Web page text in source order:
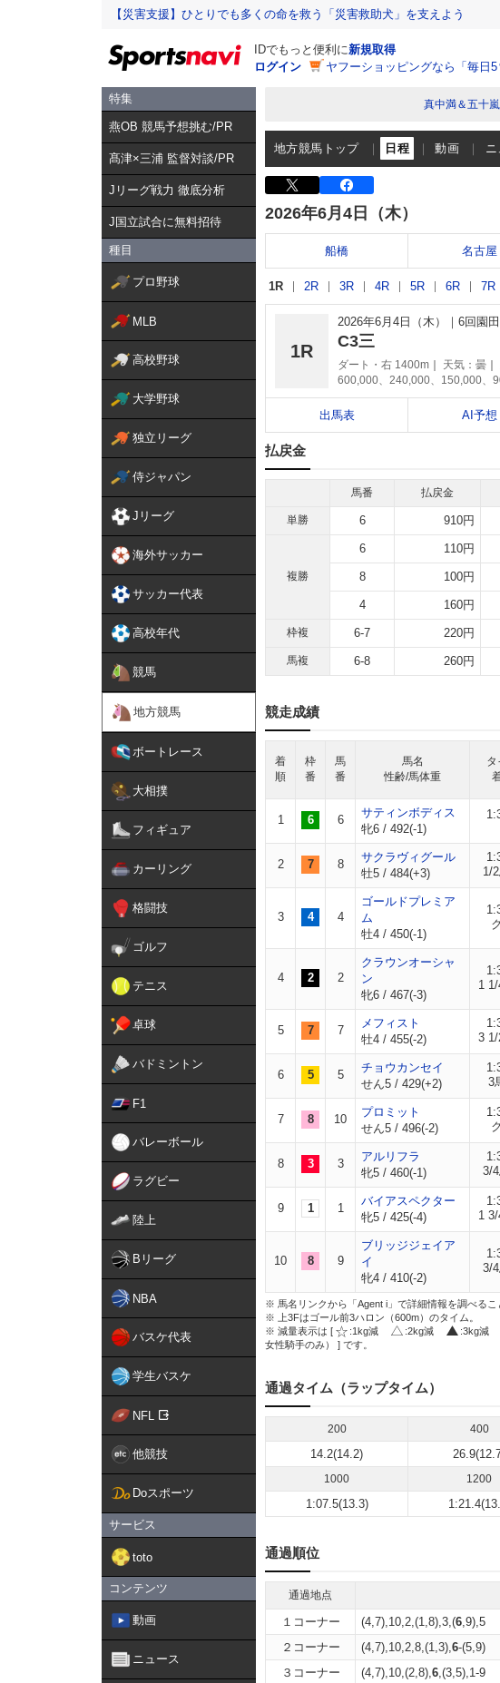
【災害支援】ひとりでも多くの命を救う「災害救助犬」を支えよう
IDでもっと便利に新規取得
ログイン
ヤフーショッピングなら「毎日5
特集
燕OB 競馬予想挑む/PR
髙津×三浦 監督対談/PR
Jリーグ戦力 徹底分析
J国立試合に無料招待
種目
プロ野球
MLB
高校野球
大学野球
独立リーグ
侍ジャパン
Jリーグ
海外サッカー
サッカー代表
高校年代
競馬
地方競馬
ボートレース
大相撲
フィギュア
カーリング
格闘技
ゴルフ
テニス
卓球
バドミントン
F1
バレーボール
ラグビー
陸上
Bリーグ
NBA
バスケ代表
学生バスケ
NFL
他競技
Doスポーツ
サービス
toto
コンテンツ
動画
ニュース
真中満＆五十
地方競馬トップ 日程 動画
2026年6月4日（木）
船橋 名古屋
1R 2R 3R 4R 5R 6R 7R
1R
2026年6月4日（木） 6回園
C3三
ダート・右 1400m 天気： 曇
600,000、240,000、150,000、
出馬表 AI予想
払戻金
馬番 払戻金
単勝 6 910円
複勝
6 110円
8 100円
4 160円
枠複 6-7 220円
馬複 6-8 260円
競走成績
着
順
枠
番
馬
番
馬名
性齢/馬体重
タ
1 6 6
サティンボディス
牝6 / 492(-1)
2 7 8
サクラヴィグール
牡5 / 484(+3)
1/
3 4 4
ゴールドプレミア
ム
牡4 / 450(-1)
4 2 2
クラウンオーシャ
ン
牝6 / 467(-3)
1
5 7 7
メフィスト
牡4 / 455(-2)
3
6 5 5
チョウカンセイ
せん5 / 429(+2)
3
7 8 10
プロミット
せん5 / 496(-2)
8 3 3
アルリフラ
牝5 / 460(-1)
3/
9 1 1
バイアスペクター
牝5 / 425(-4)
1
10 8 9
ブリッジジェイア
イ
牝4 / 410(-2)
3/
※ 馬名リンクから「Agent i」で詳細情報を調べるこ
※ 上3Fはゴール前3ハロン（600m）のタイム。
※ 減量表示は [
:1kg減 :2kg減 :3kg減
女性騎手のみ） ] です。
通過タイム（ラップタイム）
200 400
14.2(14.2)
1000 1200
1:07.5(13.3)
通過順位
通過地点
１コーナー (4,7),10,2,(1,8),3,(6,9),5
２コーナー
(4,7),10,2,8,(1,3),6-(5,9)
３コーナー
(4,7),10,(2,8),6,(3,5),1-9